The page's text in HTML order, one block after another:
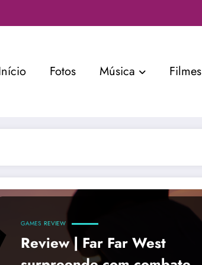
Fotos Música Filmes
GAMES REVIEW
Review | Far Far West